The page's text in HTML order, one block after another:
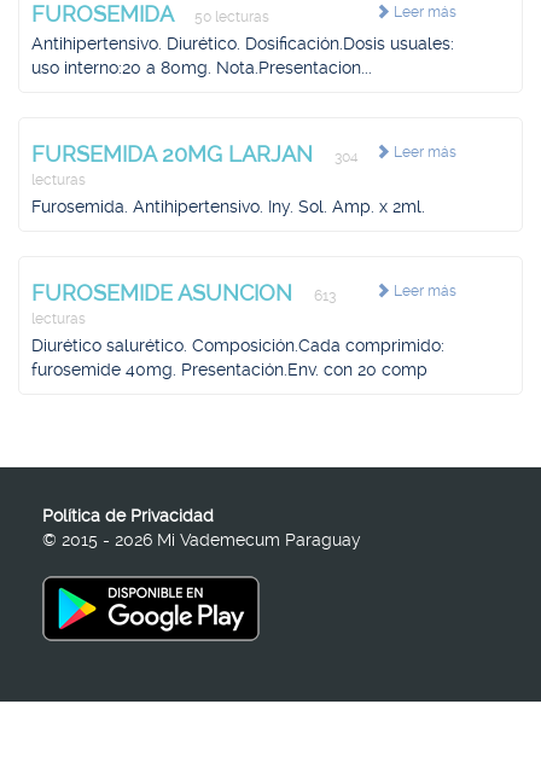
Leer más
FUROSEMIDA 50 lecturas
Antihipertensivo. Diurético. Dosificación.Dosis usuales:
uso interno:20 a 80mg. Nota.Presentacion...
Leer más
FURSEMIDA 20MG LARJAN
304
lecturas
Furosemida. Antihipertensivo. Iny. Sol. Amp. x 2ml.
Leer más
FUROSEMIDE ASUNCION
613
lecturas
Diurético salurético. Composición.Cada comprimido:
furosemide 40mg. Presentación.Env. con 20 comp
Política de Privacidad
© 2015 - 2026 Mi Vademecum Paraguay